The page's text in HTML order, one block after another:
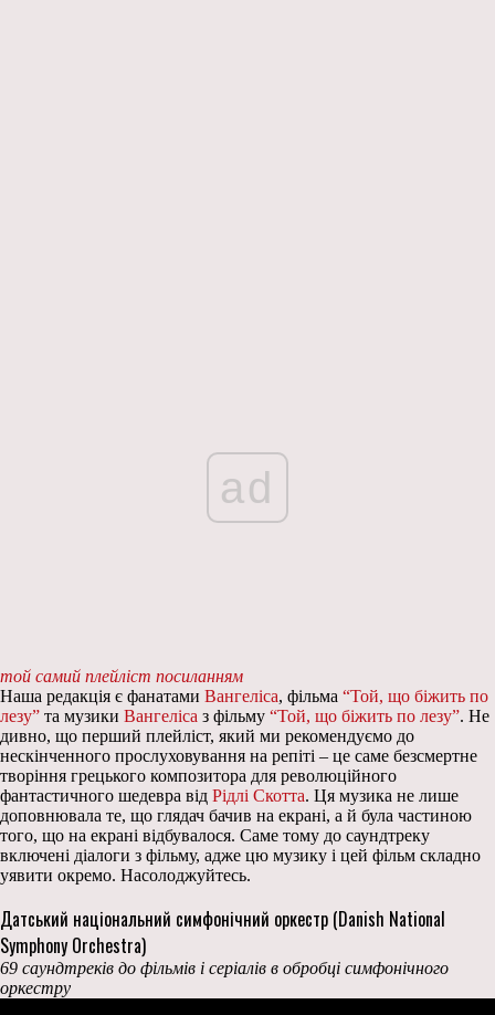
ad
той самий плейліст посиланням
Наша редакція є фанатами Вангеліса, фільма “Той, що біжить по
лезу” та музики Вангеліса з фільму “Той, що біжить по лезу”. Не
дивно, що перший плейліст, який ми рекомендуємо до
нескінченного прослуховування на репіті – це саме безсмертне
творіння грецького композитора для революційного
фантастичного шедевра від Рідлі Скотта. Ця музика не лише
доповнювала те, що глядач бачив на екрані, а й була частиною
того, що на екрані відбувалося. Саме тому до саундтреку
включені діалоги з фільму, адже цю музику і цей фільм складно
уявити окремо. Насолоджуйтесь.
Датський національний симфонічний оркестр (Danish National
Symphony Orchestra)
69 саундтреків до фільмів і серіалів в обробці симфонічного
оркестру